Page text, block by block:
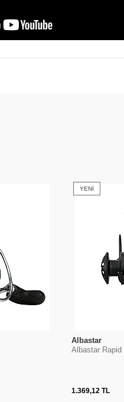
YENI
Albastar
Albastar
1.369,12TL